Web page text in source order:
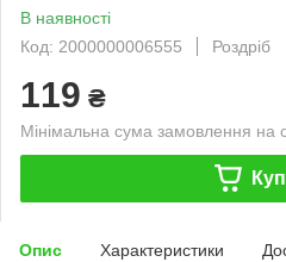
В наявності
Код: 2000000006555
Роздріб
119 ₴
Мінімальна сума замовлення на
Опис Характеристики